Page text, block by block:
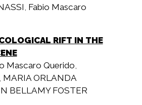
Fabio Mascaro
RIFT IN THE
Mascaro Querido
MARIA ORLANDA
BELLAMY FOSTER